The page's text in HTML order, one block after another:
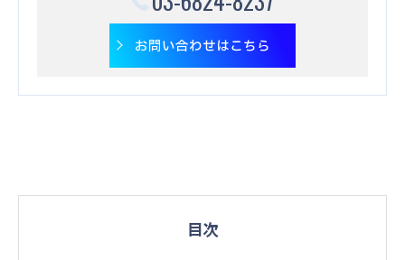
お問い合わせはこちら
目次